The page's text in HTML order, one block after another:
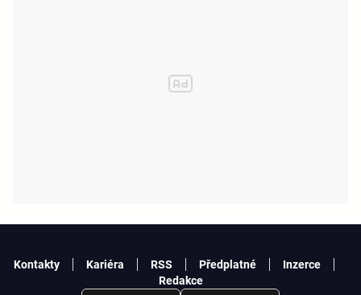
Kontakty Kariéra RSS Předplatné
Inzerce
Redakce